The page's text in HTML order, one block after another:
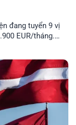
đang tuyển 9 vị
EUR/tháng.